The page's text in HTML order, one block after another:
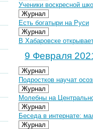
Ученики воскресной
Журнал
Есть богатыри на Руси
Журнал
В Хабаровске
9 Февраля
Журнал
Подростков научат
Журнал
Молебны на
Журнал
Беседа в интернате:
Журнал